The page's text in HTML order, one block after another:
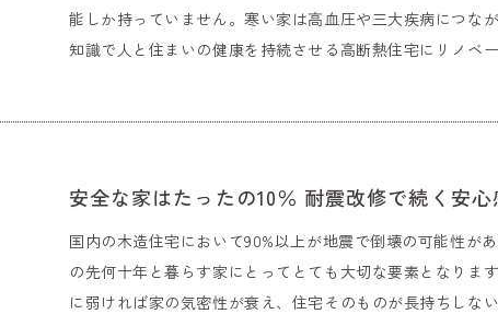
能しか持っていません。寒い家は高血圧や三大疾病につな
知識で人と住まいの健康を持続させる高断熱住宅にリノベ
安全な家はたったの10％ 耐震改修で続く安心
国内の木造住宅において90%以上が地震で倒壊の可能性が
の先何十年と暮らす家にとってとても大切な要素となりま
に弱ければ家の気密性が衰え、住宅そのものが長持ちしな